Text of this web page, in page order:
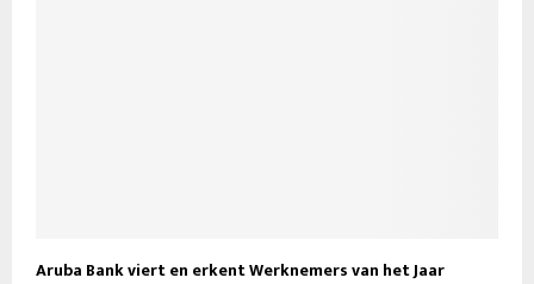
Aruba Bank viert en erkent Werknemers van het Jaar